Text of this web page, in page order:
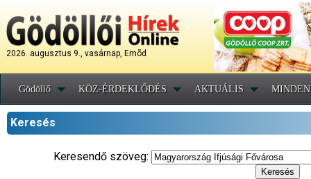
2026. augusztus 9., vasárnap, Emõd
Gödöllő KÖZ-ÉRDEKLŐDÉS AKTUÁLIS
Keresés
Keresendő szöveg: